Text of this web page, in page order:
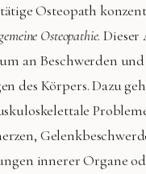
Osteopath
Osteopathie. Dieser
an Beschwerden und
des Körpers. Dazu
innerer Organe